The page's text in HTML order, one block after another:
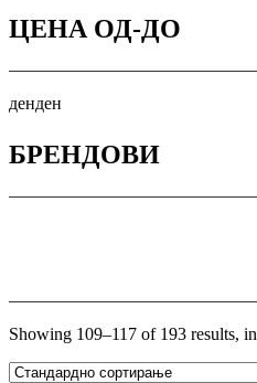
ЦЕНА ОД-ДО
денден
БРЕНДОВИ
Showing 109–117 of 193 results,